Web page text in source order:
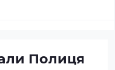
Полиця